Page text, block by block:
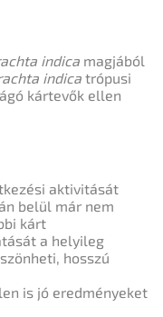
indica magjából
indica trópusi
kártevők ellen
aktivitását
belül már nem
kárt
a helyileg
hosszú
is jó eredményeket